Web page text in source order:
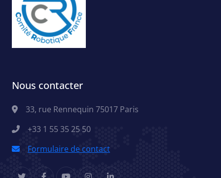
Nous contacter
33, rue Rennequin 75017 Paris
+33 1 55 35 25 50
Formulaire de contact